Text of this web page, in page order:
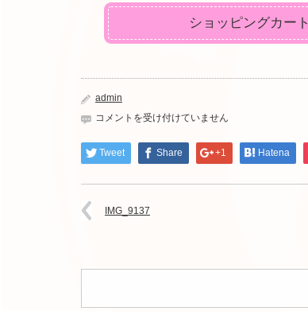
ショッピングカート
admin
IMG_9137
コメントを受け付けていません
Tweet Share +1 Hatena
IMG_9137